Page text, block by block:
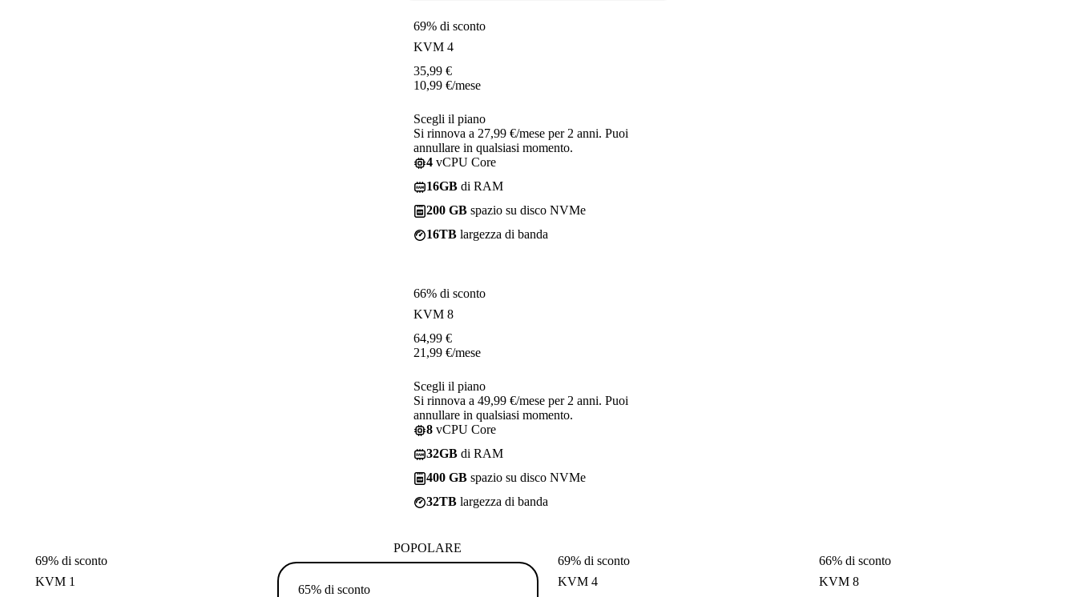
69% di sconto
KVM 4
35,99 €
10,99 €/mese
Scegli il piano
Si rinnova a 27,99 €/mese per 2 anni. Puoi
annullare in qualsiasi momento.
4 vCPU Core
16GB di RAM
200 GB spazio su disco NVMe
16TB largezza di banda
66% di sconto
KVM 8
64,99 €
21,99 €/mese
Scegli il piano
Si rinnova a 49,99 €/mese per 2 anni. Puoi
annullare in qualsiasi momento.
8 vCPU Core
32GB di RAM
400 GB spazio su disco NVMe
32TB largezza di banda
69% di sconto
KVM 1
POPOLARE
65% di sconto
69% di sconto
KVM 4
66% di sconto
KVM 8